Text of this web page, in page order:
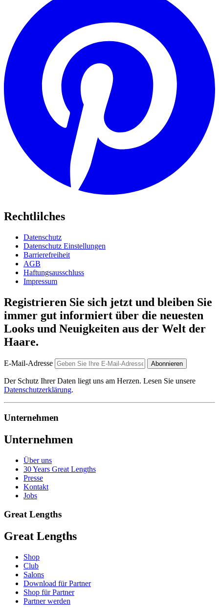
Rechtlilches
Datenschutz
Datenschutz Einstellungen
Barrierefreiheit
AGB
Haftungsausschluss
Impressum
Registrieren Sie sich jetzt und bleiben Sie
immer gut informiert über die neuesten
Looks und Neuigkeiten aus der Welt der
Haare.
E-Mail-Adresse Abonnieren
Der Schutz Ihrer Daten liegt uns am Herzen. Lesen Sie unsere
Datenschutzerklärung.
Unternehmen
Unternehmen
Über uns
30 Years Great Lengths
Presse
Kontakt
Jobs
Great Lengths
Great Lengths
Shop
Club
Salons
Download für Partner
Shop für Partner
Partner werden